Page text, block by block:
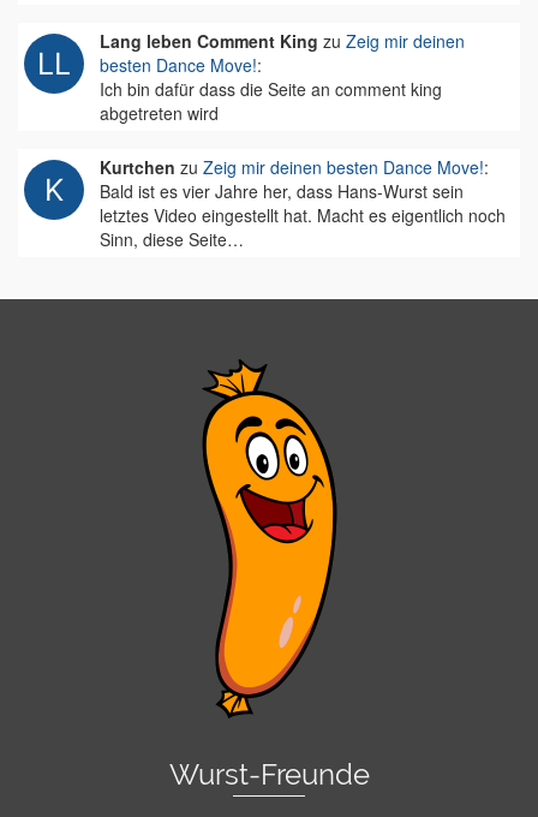
Lang leben Comment King zu Zeig mir deinen
besten Dance Move!:
Ich bin dafür dass die Seite an comment king
abgetreten wird
Kurtchen zu Zeig mir deinen besten Dance Move!:
Bald ist es vier Jahre her, dass Hans-Wurst sein
letztes Video eingestellt hat. Macht es eigentlich noch
Sinn, diese Seite…
Wurst-Freunde